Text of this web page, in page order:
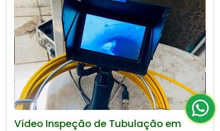
Vídeo Inspeção de Tubulação em